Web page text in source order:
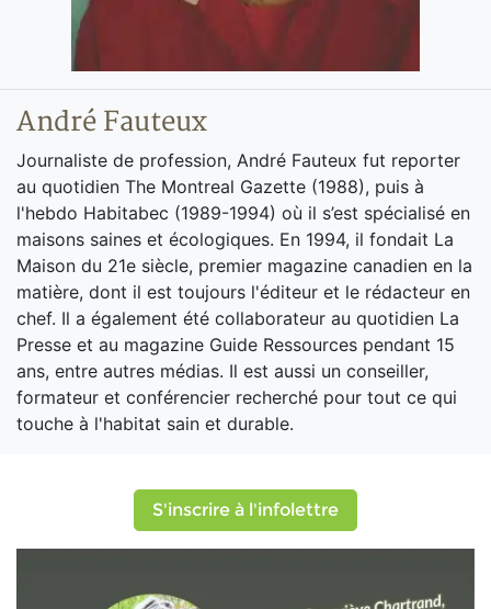
André Fauteux
Journaliste de profession, André Fauteux fut reporter
au quotidien The Montreal Gazette (1988), puis à
l'hebdo Habitabec (1989-1994) où il s’est spécialisé en
maisons saines et écologiques. En 1994, il fondait La
Maison du 21e siècle, premier magazine canadien en la
matière, dont il est toujours l'éditeur et le rédacteur en
chef. Il a également été collaborateur au quotidien La
Presse et au magazine Guide Ressources pendant 15
ans, entre autres médias. Il est aussi un conseiller,
formateur et conférencier recherché pour tout ce qui
touche à l'habitat sain et durable.
S'inscrire à l'infolettre